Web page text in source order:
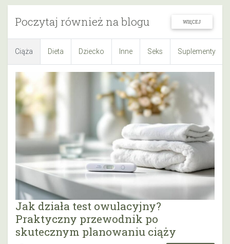
Poczytaj również na blogu WIĘCEJ
Ciąża Dieta Dziecko Inne Seks Suplementy
Jak działa test owulacyjny?
Praktyczny przewodnik po
skutecznym planowaniu ciąży